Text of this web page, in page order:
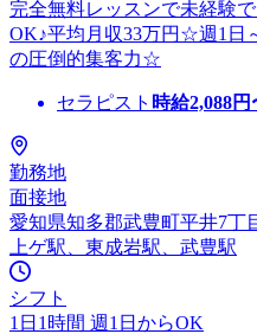
完全無料レッスンで未経験
OK♪平均月収33万円☆週1日
の圧倒的集客力☆
セラピスト 時給2,088円
勤務地
面接地
愛知県知多郡武豊町平井7丁
上ゲ駅、東成岩駅、武豊駅
シフト
1日1時間 週1日からOK